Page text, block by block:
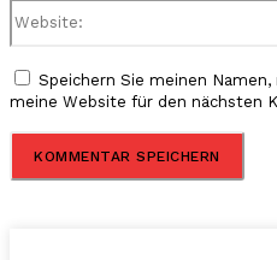
Speichern Sie meinen
meine Website für den nächsten